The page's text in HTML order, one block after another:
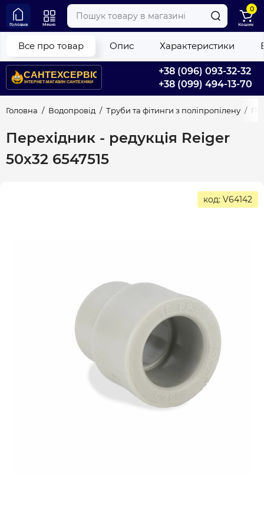
+38 (096) 093-32-32
+38 (099) 494-13-70
Головна Меню
0
Кошик
Головна Водопровід Труби та фітинги з поліпропілену
Перехідник - редукція Reiger
50х32 6547515
Все про товар Опис Характеристики
код: V64142